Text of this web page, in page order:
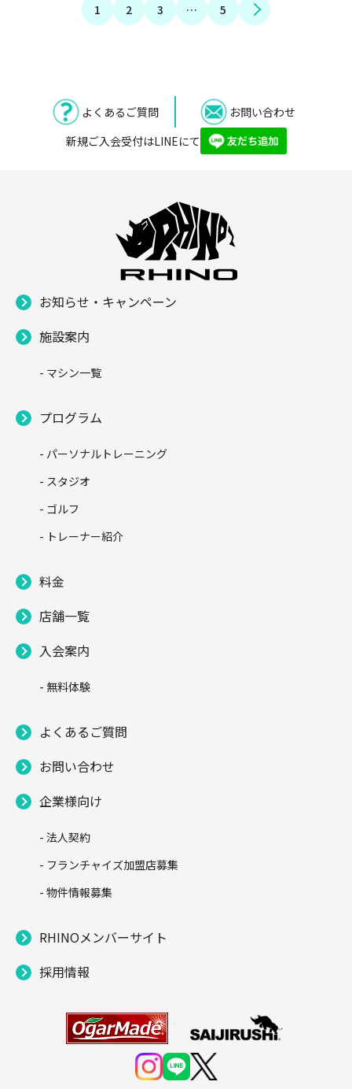
1 2 3 … 5
よくあるご質問
お問い合わせ
新規ご入会受付はLINEにて
お知らせ・キャンペーン
施設案内
- マシン一覧
プログラム
- パーソナルトレーニング
- スタジオ
- ゴルフ
- トレーナー紹介
料金
店舗一覧
入会案内
- 無料体験
よくあるご質問
お問い合わせ
企業様向け
- 法人契約
- フランチャイズ加盟店募集
- 物件情報募集
RHINOメンバーサイト
採用情報